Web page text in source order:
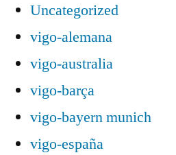
Uncategorized
vigo-alemana
vigo-australia
vigo-barça
vigo-bayern munich
vigo-españa